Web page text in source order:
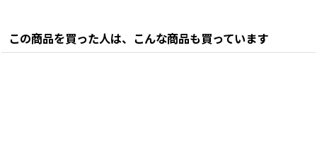
この商品を買った人は、こんな商品も買っています